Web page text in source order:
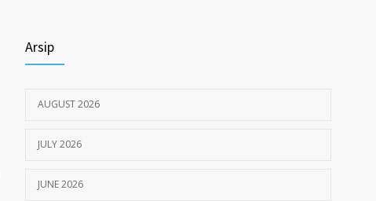
JULY 18, 2024
Arsip
AUGUST 2026
JULY 2026
JUNE 2026